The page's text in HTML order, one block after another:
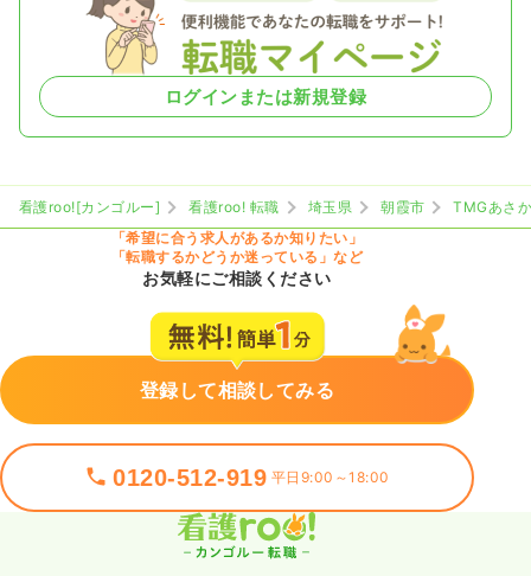
ログインまたは新規登録
看護roo![カンゴルー] 看護roo! 転職 埼玉県 朝霞市
TMGあさ
「希望に合う求人があるか知りたい」
「転職するかどうか迷っている」など
お気軽にご相談ください
登録して相談してみる
0120-512-919 平日9:00～18:00